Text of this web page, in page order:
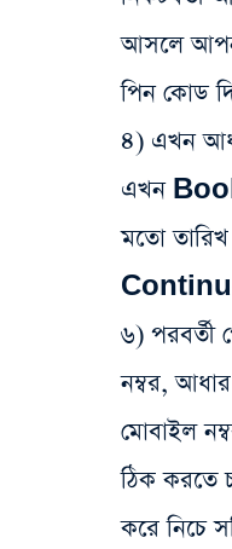
আসলে
পিন কোড
৪) এখন
এখন
মতো
৬) পরবর্তী
নম্বর, আধার
মোবাইল
ঠিক করতে
করে নিচে